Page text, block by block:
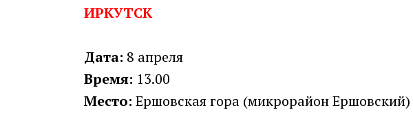
ИРКУТСК
Дата: 8 апреля
Время: 13.00
Место: Ершовская гора (микрорайон Ершовский)